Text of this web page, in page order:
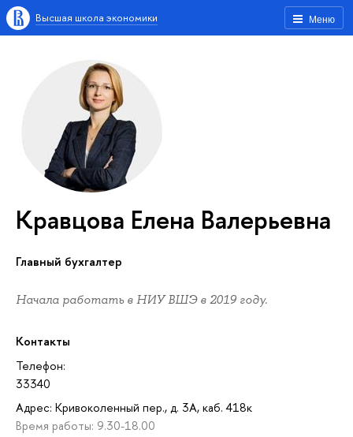
Меню
Высшая школа экономики
Кравцова Елена Валерьевна
главный бухгалтер
Начала работать в НИУ ВШЭ в 2019 году.
Контакты
Телефон:
33340
Адрес: Кривоколенный пер., д. 3А, каб. 418к
Время работы: 9.30-18.00